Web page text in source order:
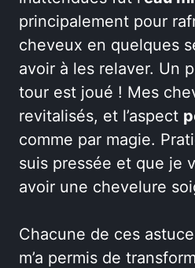
principalement pour
cheveux en quelques
avoir à les relaver. Un
tour est joué ! Mes
revitalisés, et l’aspect
comme par magie.
suis pressée et que je
avoir une chevelure
Chacune de ces
m’a permis de